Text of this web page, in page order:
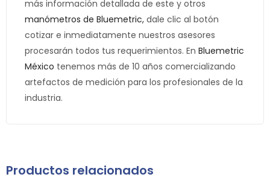
más información detallada de este y otros
manómetros de Bluemetric, dale clic al botón
cotizar e inmediatamente nuestros asesores
procesarán todos tus requerimientos. En Bluemetric
México tenemos más de 10 años comercializando
artefactos de medición para los profesionales de la
industria.
Productos relacionados